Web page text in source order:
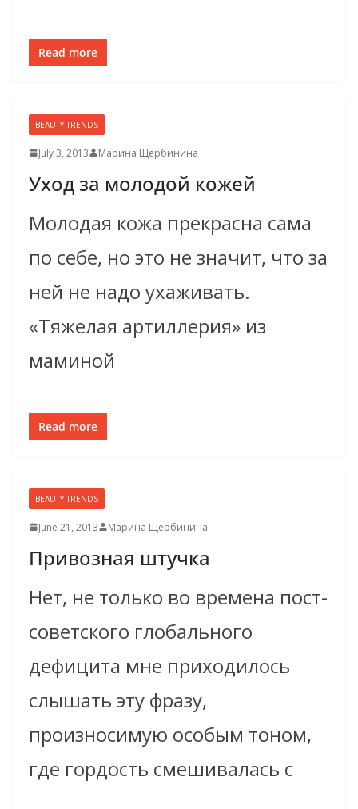
Read more
BEAUTY TRENDS
July 3, 2013 Марина Щербинина
Уход за молодой кожей
Молодая кожа прекрасна сама
по себе, но это не значит, что за
ней не надо ухаживать.
«Тяжелая артиллерия» из
маминой
Read more
BEAUTY TRENDS
June 21, 2013 Марина Щербинина
Привозная штучка
Нет, не только во времена пост-
советского глобального
дефицита мне приходилось
слышать эту фразу,
произносимую особым тоном,
где гордость смешивалась с